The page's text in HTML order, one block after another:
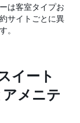
は客室タイプお
サイトごとに異
。
イート
メニテ